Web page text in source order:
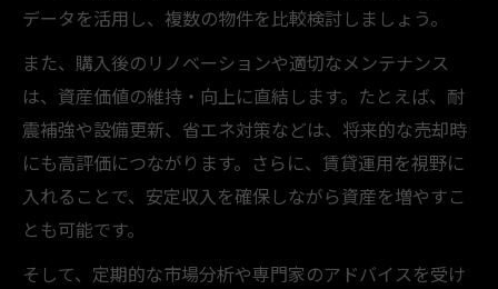
データを活用し、複数の物件を比較検討しましょう。
また、購入後のリノベーションや適切なメンテナンス
は、資産価値の維持・向上に直結します。たとえば、耐
震補強や設備更新、省エネ対策などは、将来的な売却時
にも高評価につながります。さらに、賃貸運用を視野に
入れることで、安定収入を確保しながら資産を増やすこ
とも可能です。
そして、定期的な市場分析や専門家のアドバイスを受け